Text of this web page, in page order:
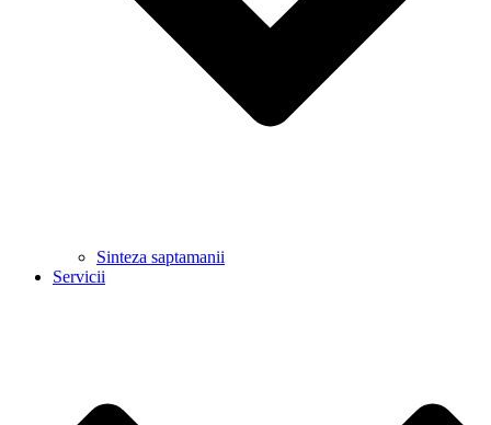
Sinteza saptamanii
Servicii